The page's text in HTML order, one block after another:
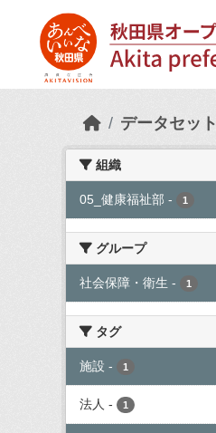
データセット
組織
05_健康福祉部 - 1
グループ
社会保障・衛生 - 1
タグ
施設 - 1
法人 - 1